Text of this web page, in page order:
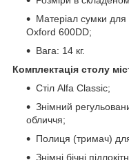
Матеріал сумки для
Oxford 600DD;
Вага: 14 кг.
Комплектація столу
Стіл Alfa Classic;
Знімний
обличчя;
Полиця (тримач)
Знімні бічні